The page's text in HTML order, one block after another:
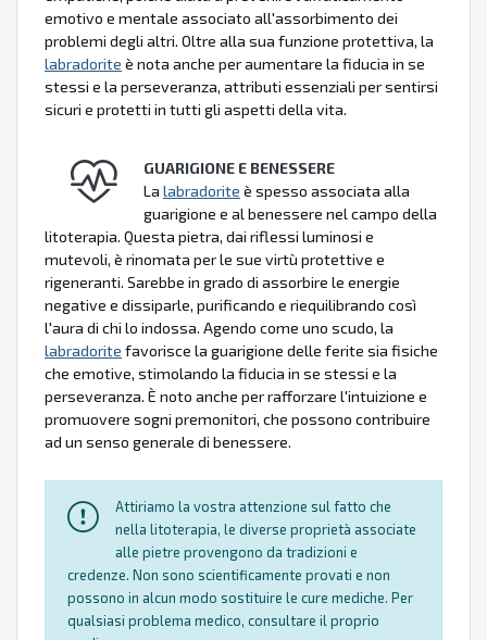
emotivo e mentale associato all'assorbimento dei
problemi degli altri. Oltre alla sua funzione protettiva, la
labradorite è nota anche per aumentare la fiducia in se
stessi e la perseveranza, attributi essenziali per sentirsi
sicuri e protetti in tutti gli aspetti della vita.
GUARIGIONE E BENESSERE
La labradorite è spesso associata alla
guarigione e al benessere nel campo della
litoterapia. Questa pietra, dai riflessi luminosi e
mutevoli, è rinomata per le sue virtù protettive e
rigeneranti. Sarebbe in grado di assorbire le energie
negative e dissiparle, purificando e riequilibrando così
l'aura di chi lo indossa. Agendo come uno scudo, la
labradorite favorisce la guarigione delle ferite sia fisiche
che emotive, stimolando la fiducia in se stessi e la
perseveranza. È noto anche per rafforzare l'intuizione e
promuovere sogni premonitori, che possono contribuire
ad un senso generale di benessere.
Attiriamo la vostra attenzione sul fatto che
nella litoterapia, le diverse proprietà associate
alle pietre provengono da tradizioni e
credenze. Non sono scientificamente provati e non
possono in alcun modo sostituire le cure mediche. Per
qualsiasi problema medico, consultare il proprio